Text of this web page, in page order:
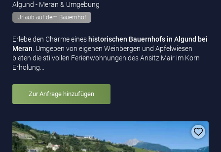
Algund - Meran & Umgebung
Urlaub auf dem Bauernhof
Erlebe den Charme eines historischen Bauernhofs in Algund bei
Meran. Umgeben von eigenen Weinbergen und Apfelwiesen
bieten die stilvollen Ferienwohnungen des Ansitz Mair im Korn
Erholung…
Zur Anfrage hinzufügen